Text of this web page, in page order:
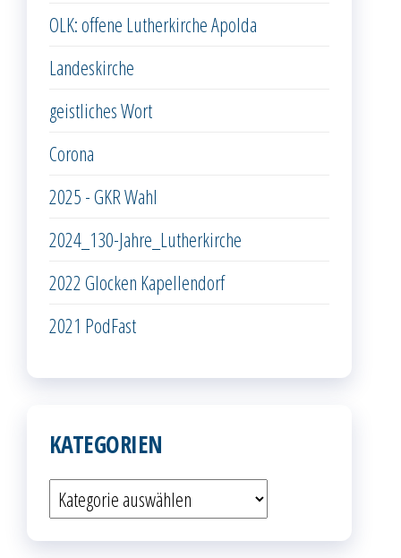
OLK: offene Lutherkirche Apolda
Landeskirche
geistliches Wort
Corona
2025 - GKR Wahl
2024_130-Jahre_Lutherkirche
2022 Glocken Kapellendorf
2021 PodFast
KATEGORIEN
Kategorien